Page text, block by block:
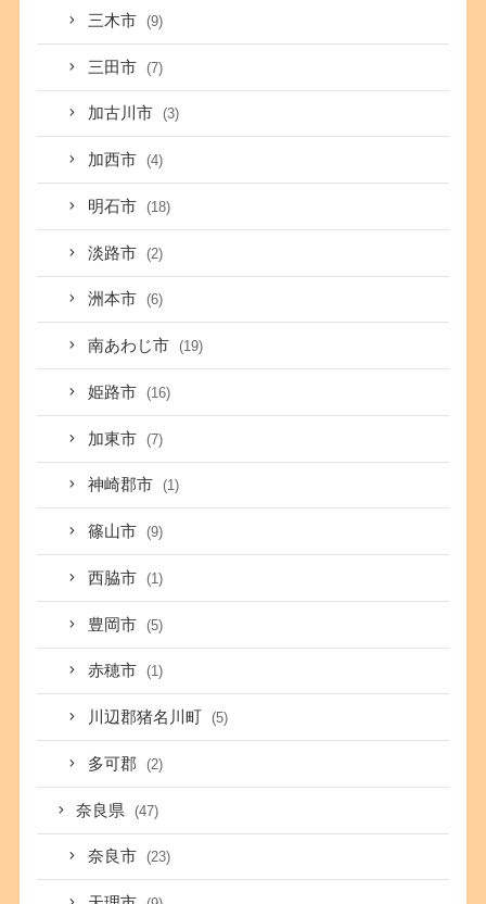
三木市 (9)
三田市 (7)
加古川市 (3)
加西市 (4)
明石市 (18)
淡路市 (2)
洲本市 (6)
南あわじ市 (19)
姫路市 (16)
加東市 (7)
神崎郡市 (1)
篠山市 (9)
西脇市 (1)
豊岡市 (5)
赤穂市 (1)
川辺郡猪名川町 (5)
多可郡 (2)
奈良県 (47)
奈良市 (23)